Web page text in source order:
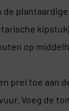
de
op
prei toe aan
Voeg de